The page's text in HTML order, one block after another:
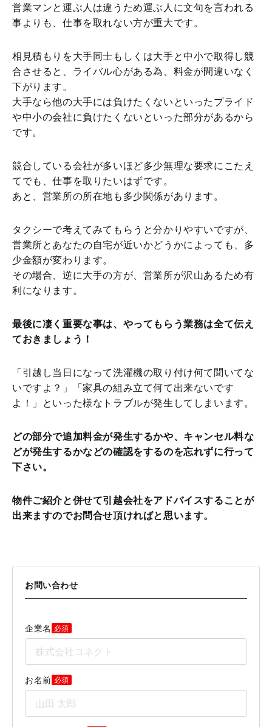
営業マンと運ぶ人は違うため運ぶ人に文句を言われる
事よりも、仕事を取れない方が重大です。
相見積もりを大手同士もしくは大手と中小で取得し競
合させると、ライバル心がある為、料金が間違いなく
下がります。
大手なら他の大手には負けたくないといったプライド
や中小の会社に負けたくないといった部分があるから
です。
競合している会社が多いほど多少無理な要求にこたえ
てでも、仕事を取りたいはずです。
あと、営業所の所在地も多少関係があります。
タクシーで考えてみてもらうと分かりやすいですが、
営業所とあなたの自宅が近いかどうかによっても、多
少金額が変わります。
その場合、逆に大手の方が、営業所が沢山あるため有
利になります。
最後に凄く重要な事は、やってもらう業務は全て伝え
ておきましょう！
「引越し当日になって洗濯機の取り付け何て聞いてな
いですよ？」「家具の組み立て何て出来ないです
よ！」といった様なトラブルが発生してしまいます。
どの部分で追加料金が発生するかや、キャンセル料な
どが発生するかなどの確認をするのを忘れずに行って
下さい。
物件ご紹介と併せて引越会社をアドバイスすることが
出来ますのでお問合せ頂ければと思います。
お問い合わせ
企業名 必須
お名前 必須